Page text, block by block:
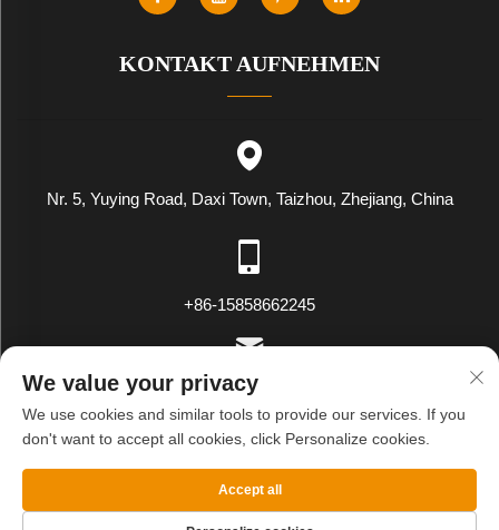
KONTAKT AUFNEHMEN
Nr. 5, Yuying Road, Daxi Town, Taizhou, Zhejiang, China
+86-15858662245
[email protected]
Copyright © WENLING WEIYING EXPORT AND IMPORT CO.LTD.
Alle Rechte vorbehalten Datenschutzrichtlinie
We value your privacy
We use cookies and similar tools to provide our services. If you
don't want to accept all cookies, click Personalize cookies.
Accept all